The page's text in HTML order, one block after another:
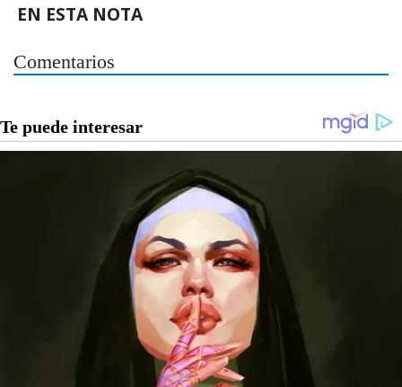
EN ESTA NOTA
Comentarios